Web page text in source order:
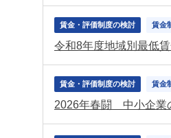
賃金・評価制度の検討 賃金
賃金・評価制度の検討 賃金
2026年春闘 中小企業